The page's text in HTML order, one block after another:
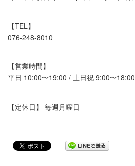
【TEL】
076-248-8010
【営業時間】
平日 10:00〜19:00 / 土日祝 9:00〜18:00
【定休日】 毎週月曜日